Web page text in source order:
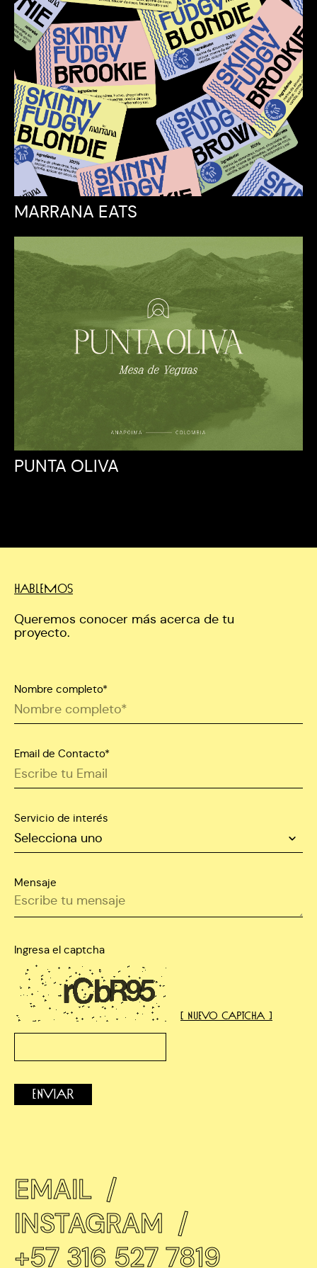
MARRANA EATS
PUNTA OLIVA
HABLEMOS
Queremos conocer más acerca de tu
proyecto.
Nombre completo*
Email de Contacto*
Servicio de interés
Mensaje
Ingresa el captcha
[ Nuevo captcha ]
Enviar
EMAIL /
INSTAGRAM /
+57 316 527 7819